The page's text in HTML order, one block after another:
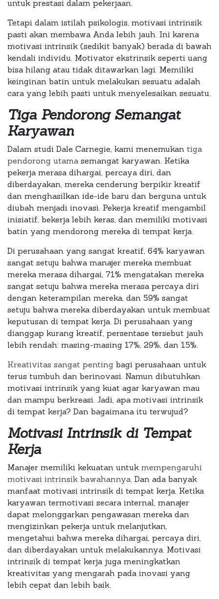
untuk prestasi dalam pekerjaan.
Tetapi dalam istilah psikologis, motivasi intrinsik
pasti akan membawa Anda lebih jauh. Ini karena
motivasi intrinsik (sedikit banyak) berada di bawah
kendali individu. Motivator ekstrinsik seperti uang
bisa hilang atau tidak ditawarkan lagi. Memiliki
keinginan batin untuk melakukan sesuatu adalah
cara yang lebih pasti untuk menyelesaikan sesuatu.
Tiga Pendorong Semangat
Karyawan
Dalam studi Dale Carnegie, kami menemukan tiga
pendorong utama semangat karyawan. Ketika
pekerja merasa dihargai, percaya diri, dan
diberdayakan, mereka cenderung berpikir kreatif
dan menghasilkan ide-ide baru dan berguna untuk
diubah menjadi inovasi. Pekerja kreatif mengambil
inisiatif, bekerja lebih keras, dan memiliki motivasi
batin yang mendorong mereka di tempat kerja.
Di perusahaan yang sangat kreatif, 64% karyawan
sangat setuju bahwa manajer mereka membuat
mereka merasa dihargai, 71% mengatakan mereka
sangat setuju bahwa mereka merasa percaya diri
dengan keterampilan mereka, dan 59% sangat
setuju bahwa mereka diberdayakan untuk membuat
keputusan di tempat kerja. Di perusahaan yang
dianggap kurang kreatif, persentase tersebut jauh
lebih rendah: masing-masing 17%, 29%, dan 15%.
Kreativitas sangat penting bagi perusahaan untuk
terus tumbuh dan berinovasi. Namun dibutuhkan
motivasi intrinsik yang kuat agar karyawan mau
dan mampu berkreasi. Jadi, apa motivasi intrinsik
di tempat kerja? Dan bagaimana itu terwujud?
Motivasi Intrinsik di Tempat
Kerja
Manajer memiliki kekuatan untuk mempengaruhi
motivasi intrinsik bawahannya. Dan ada banyak
manfaat motivasi intrinsik di tempat kerja. Ketika
karyawan termotivasi secara internal, manajer
dapat melonggarkan pengawasan mereka dan
mengizinkan pekerja untuk melanjutkan,
mengetahui bahwa mereka dihargai, percaya diri,
dan diberdayakan untuk melakukannya. Motivasi
intrinsik di tempat kerja juga meningkatkan
kreativitas yang mengarah pada inovasi yang
lebih cepat dan lebih baik.